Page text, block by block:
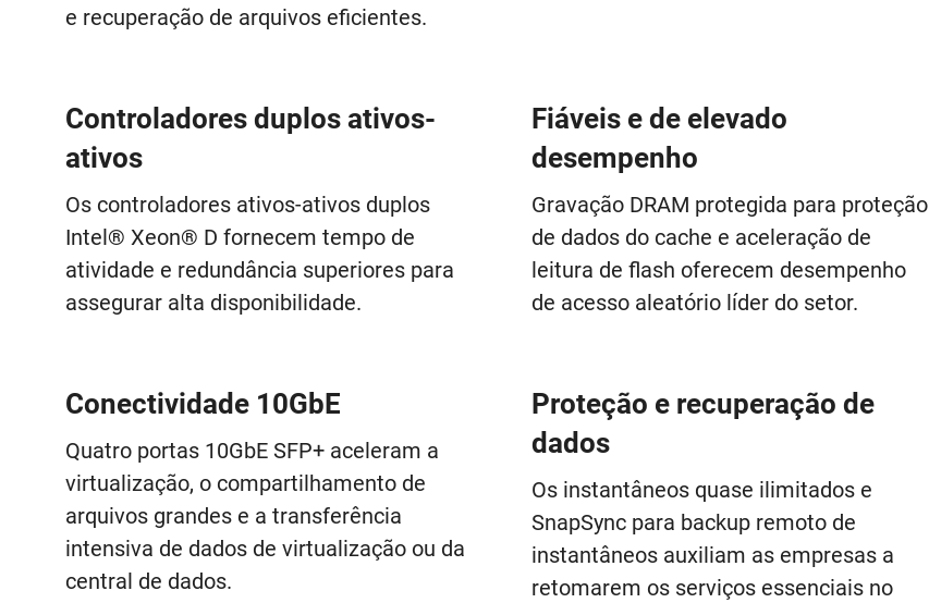
e recuperação de arquivos eficientes.
Controladores duplos ativos-
ativos
Os controladores ativos-ativos duplos
Intel® Xeon® D fornecem tempo de
atividade e redundância superiores para
assegurar alta disponibilidade.
Fiáveis e de elevado
desempenho
Gravação DRAM protegida para proteção
de dados do cache e aceleração de
leitura de flash oferecem desempenho
de acesso aleatório líder do setor.
Conectividade 10GbE
Quatro portas 10GbE SFP+ aceleram a
virtualização, o compartilhamento de
arquivos grandes e a transferência
intensiva de dados de virtualização ou da
central de dados.
Proteção e recuperação de
dados
Os instantâneos quase ilimitados e
SnapSync para backup remoto de
instantâneos auxiliam as empresas a
retomarem os serviços essenciais no